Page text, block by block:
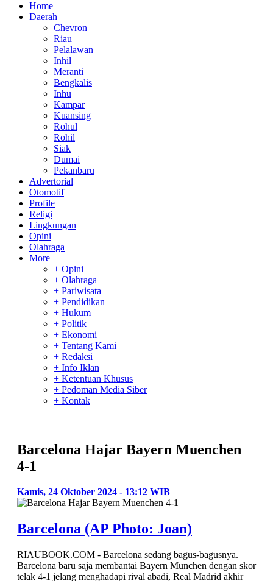
Home
Daerah
Chevron
Riau
Pelalawan
Inhil
Meranti
Bengkalis
Inhu
Kampar
Kuansing
Rohul
Rohil
Siak
Dumai
Pekanbaru
Advertorial
Otomotif
Profile
Religi
Lingkungan
Opini
Olahraga
More
+ Opini
+ Olahraga
+ Pariwisata
+ Pendidikan
+ Hukum
+ Politik
+ Ekonomi
+ Tentang Kami
+ Redaksi
+ Info Iklan
+ Ketentuan Khusus
+ Pedoman Media Siber
+ Kontak
Barcelona Hajar Bayern Muenchen
4-1
Kamis, 24 Oktober 2024 - 13:12 WIB
Barcelona (AP Photo: Joan)
RIAUBOOK.COM - Barcelona sedang bagus-bagusnya.
Barcelona baru saja membantai Bayern Munchen dengan skor
telak 4-1 jelang menghadapi rival abadi, Real Madrid akhir